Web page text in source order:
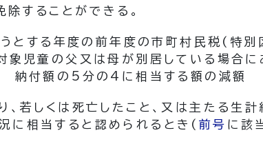
除することができる。
とする年度の前年度の市町村民税 (特別
象児童の父又は母が別居している場合に
納付額の5分の4に相当する額の減額
若しくは死亡したこと、又は主たる生計
に相当すると認められるとき ( 前号 に該